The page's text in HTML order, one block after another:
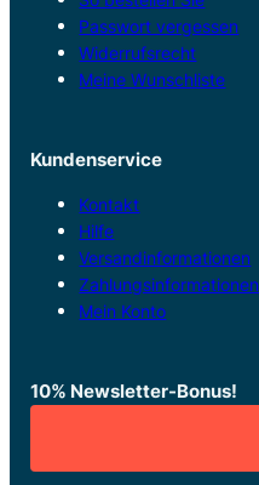
Passwort vergessen
Widerrufsrecht
Meine Wunschliste
Kundenservice
Kontakt
Hilfe
Versandinformationen
Zahlungsinformationen
Mein Konto
10% Newsletter-Bonus!